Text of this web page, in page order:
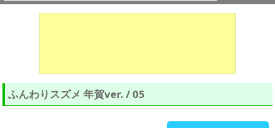
ふんわりスズメ 年賀ver. / 05